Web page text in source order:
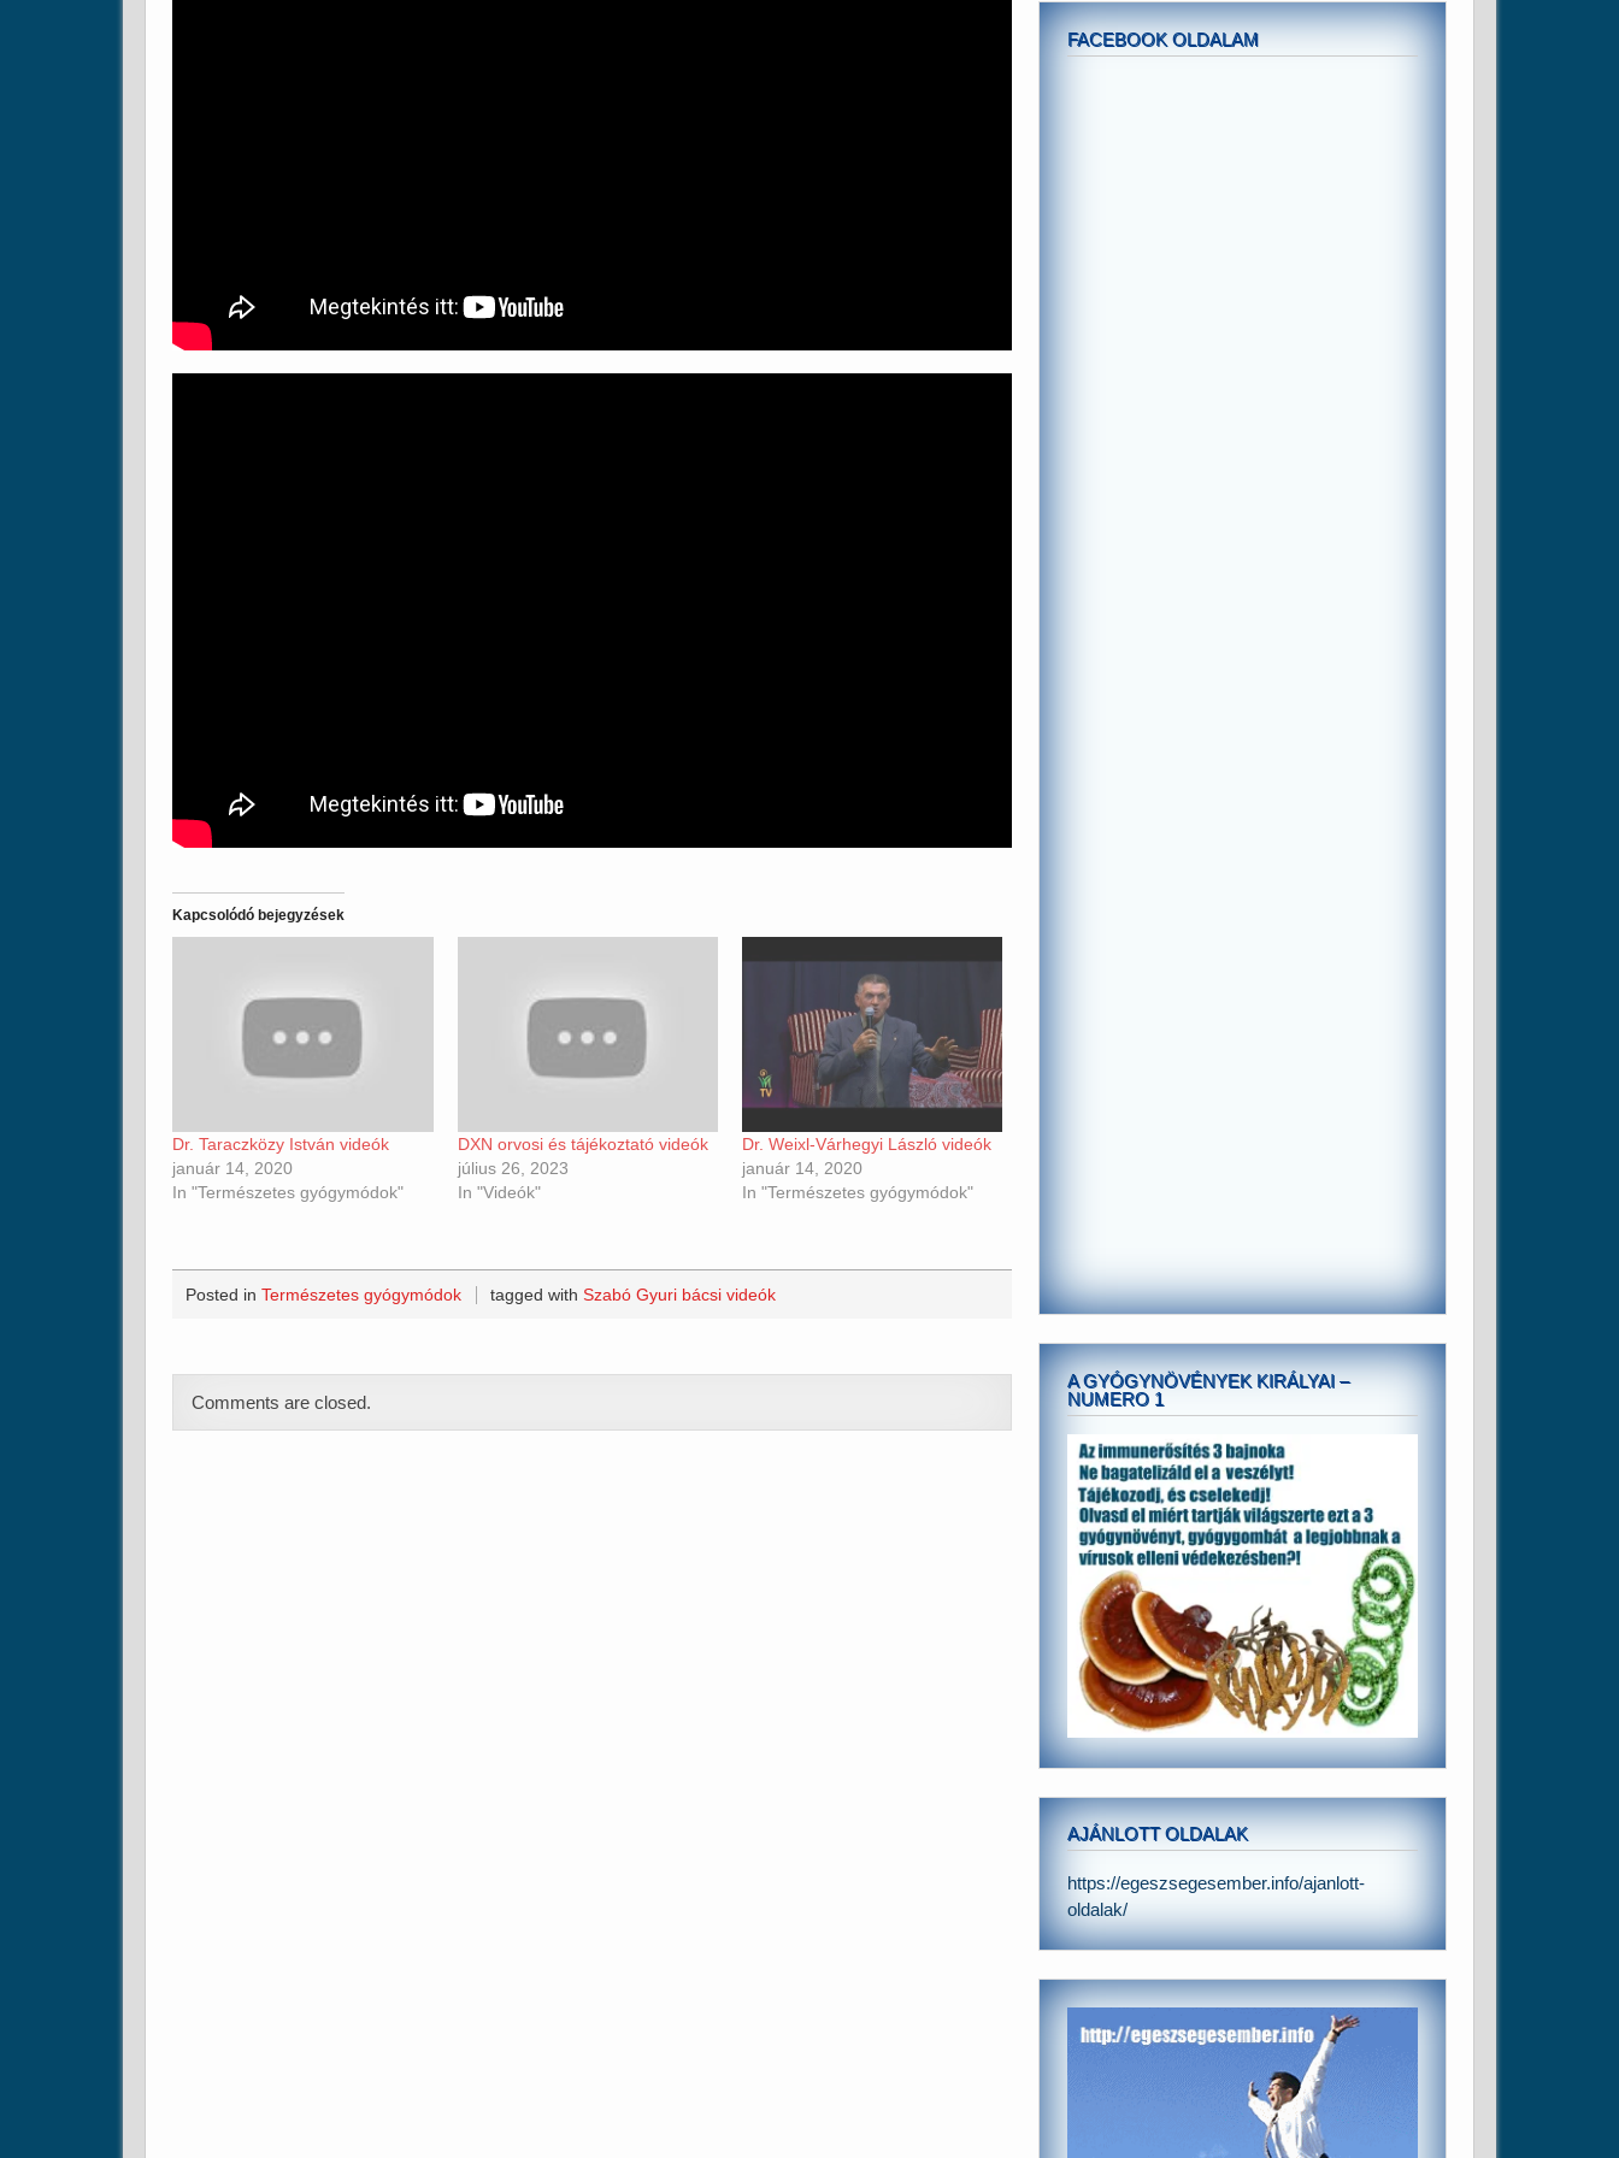
Kapcsolódó bejegyzések
Dr. Taraczközy István videók
január 14, 2020
In "Természetes gyógymódok"
DXN orvosi és tájékoztató videók
július 26, 2023
In "Videók"
Dr. Weixl-Várhegyi László videók
január 14, 2020
In "Természetes gyógymódok"
Posted in Természetes gyógymódok tagged withSzabó Gyuri bácsi videók
Comments are closed.
FACEBOOK OLDALAM
A GYÓGYNÖVÉNYEK KIRÁLYAI –
NUMERO 1
AJÁNLOTT OLDALAK
https://egeszsegesember.info/ajanlott-
oldalak/